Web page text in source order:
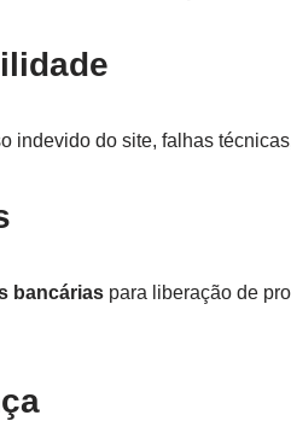
do site, falhas
bancárias para liberação de